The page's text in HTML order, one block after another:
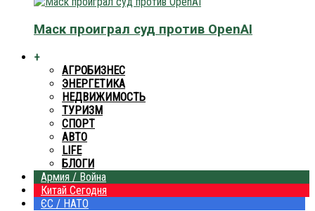
Маск проиграл суд против OpenAI
+
АГРОБИЗНЕС
ЭНЕРГЕТИКА
НЕДВИЖИМОСТЬ
ТУРИЗМ
СПОРТ
АВТО
LIFE
БЛОГИ
Армия / Война
Китай Сегодня
ЄС / НАТО